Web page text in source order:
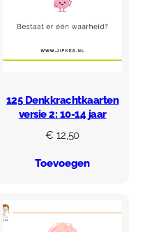
125 Denkkrachtkaarten
versie 2: 10-14 jaar
€ 12,50
Toevoegen